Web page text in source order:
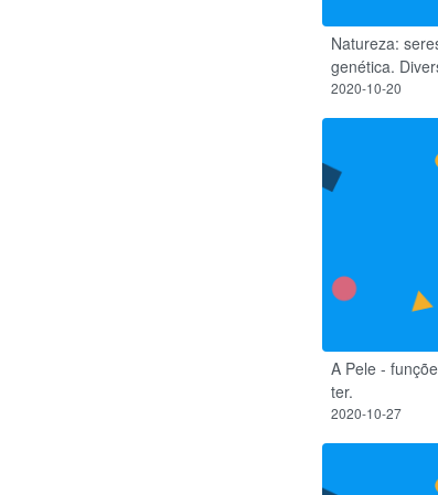
Natureza:
genética.
2020-10-20
A Pele -
ter.
2020-10-27